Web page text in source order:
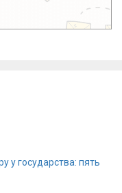
у государства: пять